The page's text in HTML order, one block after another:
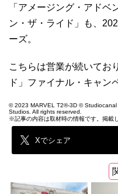
「アメージング・アド
ン・ザ・ライド」も、
ーズ。
こちらは営業が続いてお
ド」ファイナル・キャン
© 2023 MARVEL T2®-3D ©
Studios. All rights reserved.
※記事の内容は取材時の情報です。掲載
Xでシェア